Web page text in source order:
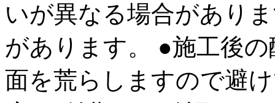
いが異なる場合があり
があります。 ●施工後
面を荒らしますので避